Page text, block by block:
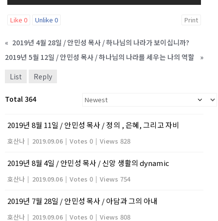
Like 0 Unlike0 Print
« 2019년 4월 28일 / 안민성 목사 / 하나님의 나라가 보이십니까?
2019년 5월 12일 / 안민성 목사 / 하나님의 나라를 세우는 나의 역할
»
List
Reply
Total 364
2019년 8월 11일 / 안민성 목사 / 정의 , 은혜, 그리고 자비
호산나 | 2019.09.06 | Votes 0 | Views 828
2019년 8월 4일 / 안민성 목사 / 신앙 생활의 dynamic
호산나 | 2019.09.06 | Votes 0 | Views 754
2019년 7월 28일 / 안민성 목사 / 아담과 그의 아내
호산나 | 2019.09.06 | Votes 0 | Views 808